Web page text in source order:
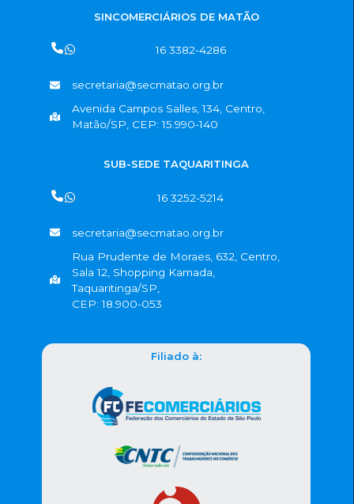
SINCOMERCIÁRIOS DE MATÃO
16 3382-4286
secretaria@secmatao.org.br
Avenida Campos Salles, 134, Centro,
Matão/SP, CEP: 15.990-140
SUB-SEDE TAQUARITINGA
16 3252-5214
secretaria@secmatao.org.br
Rua Prudente de Moraes, 632, Centro,
Sala 12, Shopping Kamada,
Taquaritinga/SP,
CEP: 18.900-053
Filiado à: